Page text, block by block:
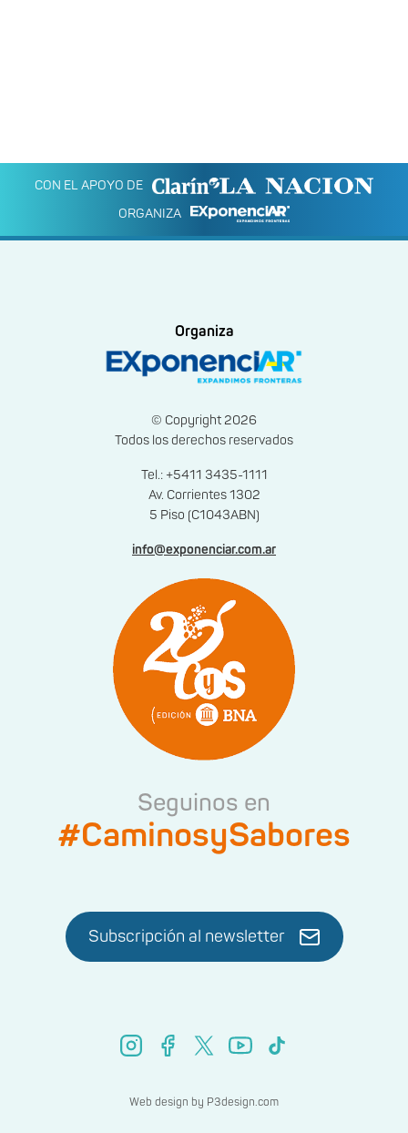
CON EL APOYO DE
ORGANIZA
Organiza
© Copyright 2026
Todos los derechos reservados
Tel.: +5411 3435-1111
Av. Corrientes 1302
5 Piso (C1043ABN)
info@exponenciar.com.ar
Seguinos en
#CaminosySabores
Subscripción al newsletter
Web design by P3design.com